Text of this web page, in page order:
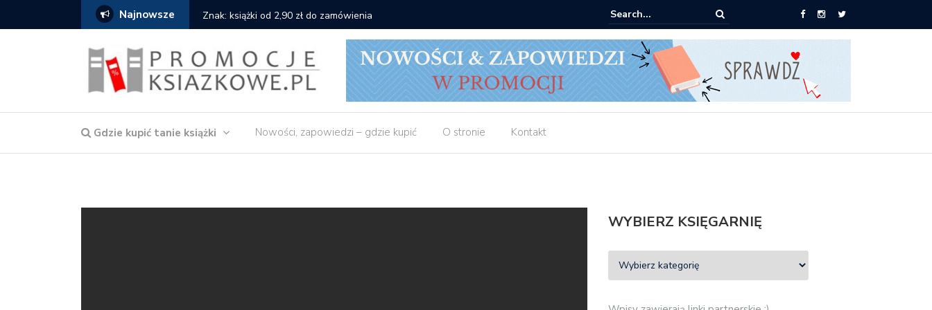
Najnowsze
Znak: książki od 2,90 zł do zamówienia Empik: 2 książki za 30 zł
Gdzie kupić tanie książki Nowości, zapowiedzi – gdzie kupić O stronie Kontakt
WYBIERZ KSIĘGARNIĘ